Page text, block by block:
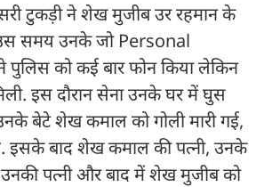
टुकड़ी ने शेख मुजीब उर रहमान के
समय उनके जो Personal
पुलिस को कई बार फोन किया लेकिन
इस दौरान सेना उनके घर में घुस
बेटे शेख कमाल को गोली मारी गई,
इसके बाद शेख कमाल की पत्नी, उनके
पत्नी और बाद में शेख मुजीब को